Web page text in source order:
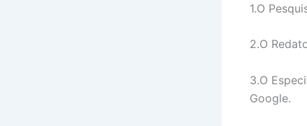
1.O
2.O
3.O
Google.